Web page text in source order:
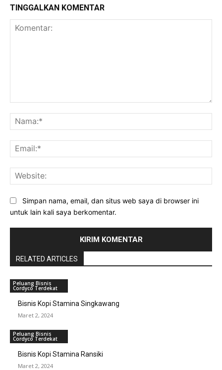
TINGGALKAN KOMENTAR
Simpan nama, email, dan situs web saya di browser ini
untuk lain kali saya berkomentar.
RELATED ARTICLES
Peluang Bisnis
Cordyco Terdekat
Bisnis Kopi Stamina Singkawang
Maret 2, 2024
Peluang Bisnis
Cordyco Terdekat
Bisnis Kopi Stamina Ransiki
Maret 2, 2024